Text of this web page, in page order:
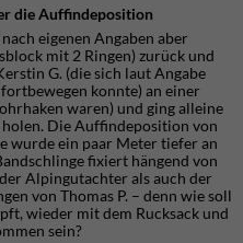
die Auffindeposition
eigenen Angaben aber
mit 2 Ringen) zurück und
G. (die sich laut Angabe
konnte) an einer
waren) und ging alleine
Die Auffindeposition von
wurde ein paar Meter tiefer an
fixiert hängend von
Alpingutachter als auch der
von Thomas P. – denn wie soll
wieder mit dem Rucksack und
sein?